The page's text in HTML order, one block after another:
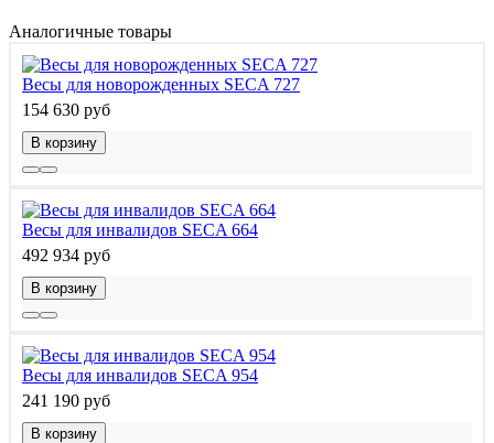
Аналогичные товары
Весы для новорожденных SECA 727
154 630 руб
В корзину
Весы для инвалидов SECA 664
492 934 руб
В корзину
Весы для инвалидов SECA 954
241 190 руб
В корзину